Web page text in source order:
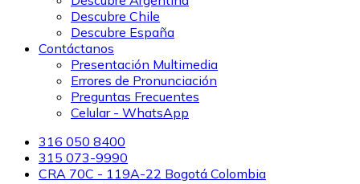
Descubre Chile
Descubre España
Contáctanos
Presentación Multimedia
Errores de Pronunciación
Preguntas Frecuentes
Celular - WhatsApp
316 050 8400
315 073-9990
CRA 70C - 119A-22 Bogotá Colombia